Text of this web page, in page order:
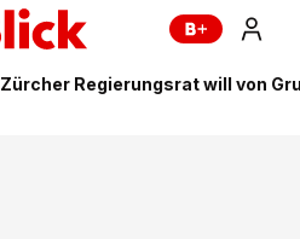
Zürcher Regierungsrat will von